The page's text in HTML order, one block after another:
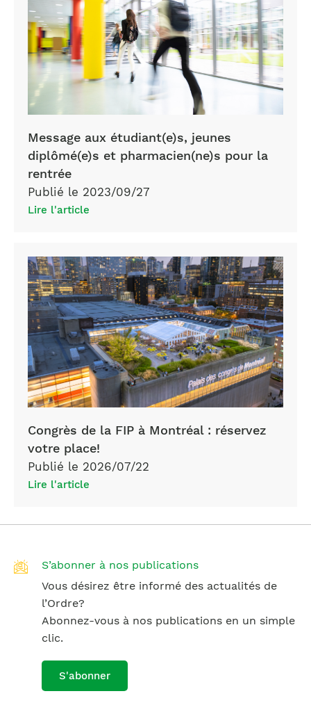
Message aux étudiant(e)s, jeunes
diplômé(e)s et pharmacien(ne)s pour la
rentrée
Publié le 2023/09/27
Lire l'article
Congrès de la FIP à Montréal : réservez
votre place!
Publié le 2026/07/22
Lire l'article
S’abonner à nos publications
Vous désirez être informé des actualités de
l’Ordre?
Abonnez-vous à nos publications en un simple
clic.
S'abonner